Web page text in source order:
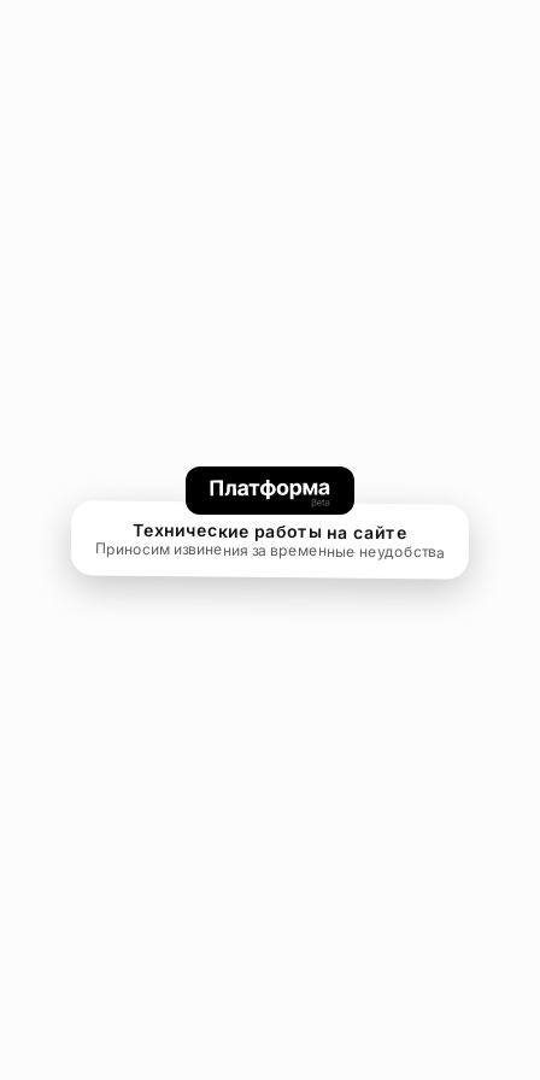
Технические работы на сайте
Приносим извинения за временные неудобства